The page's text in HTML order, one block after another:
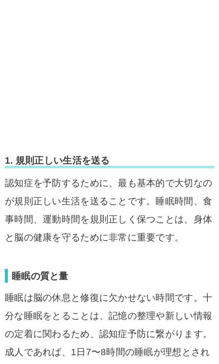
1. 規則正しい生活を送る
認知症を予防するために、最も基本的で大切なの
が規則正しい生活を送ることです。睡眠時間、食
事時間、運動時間を規則正しく保つことは、身体
と脳の健康を守るために非常に重要です。
睡眠の質と量
睡眠は脳の休息と修復に欠かせない時間です。十
分な睡眠をとることは、記憶の整理や新しい情報
の定着に関わるため、認知症予防に繋がります。
成人であれば、1日7〜8時間の睡眠が理想とされ